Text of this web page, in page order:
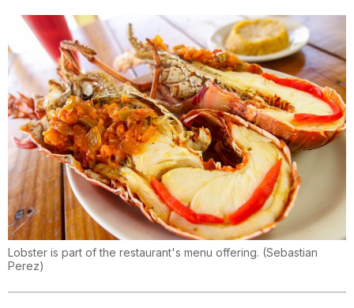
Lobster is part of the restaurant's menu offering. (Sebastian
Perez)